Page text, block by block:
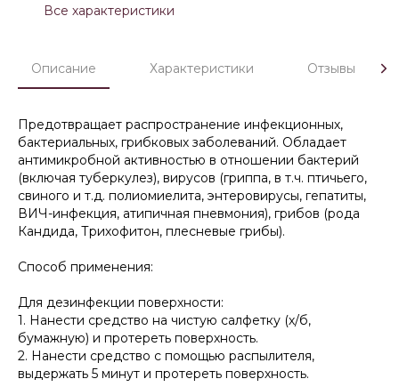
Все характеристики
Описание Характеристики Отзывы
Предотвращает распространение инфекционных,
бактериальных, грибковых заболеваний. Обладает
антимикробной активностью в отношении бактерий
(включая туберкулез), вирусов (гриппа, в т.ч. птичьего,
свиного и т.д. полиомиелита, энтеровирусы, гепатиты,
ВИЧ-инфекция, атипичная пневмония), грибов (рода
Кандида, Трихофитон, плесневые грибы).
Способ применения:
Для дезинфекции поверхности:
1. Нанести средство на чистую салфетку (х/б,
бумажную) и протереть поверхность.
2. Нанести средство с помощью распылителя,
выдержать 5 минут и протереть поверхность.